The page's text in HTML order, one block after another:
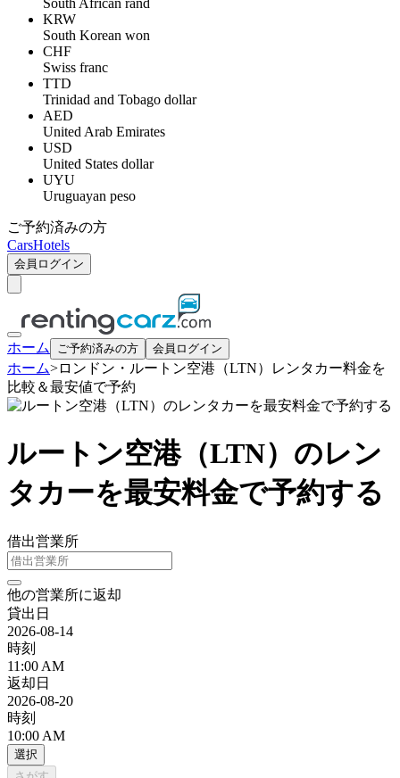
South African rand
KRW
South Korean won
CHF
Swiss franc
TTD
Trinidad and Tobago dollar
AED
United Arab Emirates
USD
United States dollar
UYU
Uruguayan peso
ご予約済みの方
CarsHotels
会員ログイン
ホーム ご予約済みの方 会員ログイン
ホーム>ロンドン・ルートン空港（LTN）レンタカー料金を
比較＆最安値で予約
ルートン空港（LTN）のレン
タカーを最安料金で予約する
借出営業所
他の営業所に返却
貸出日
2026-08-14
時刻
11:00 AM
返却日
2026-08-20
時刻
10:00 AM
選択